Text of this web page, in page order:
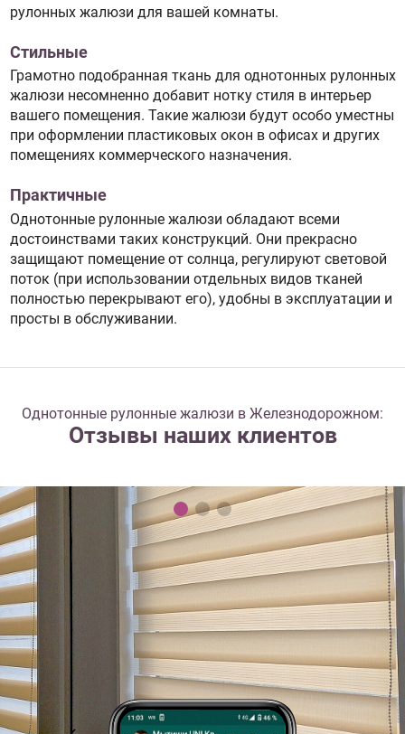
рулонных жалюзи для вашей комнаты.
Стильные
Грамотно подобранная ткань для однотонных рулонных
жалюзи несомненно добавит нотку стиля в интерьер
вашего помещения. Такие жалюзи будут особо уместны
при оформлении пластиковых окон в офисах и других
помещениях коммерческого назначения.
Практичные
Однотонные рулонные жалюзи обладают всеми
достоинствами таких конструкций. Они прекрасно
защищают помещение от солнца, регулируют световой
поток (при использовании отдельных видов тканей
полностью перекрывают его), удобны в эксплуатации и
просты в обслуживании.
Однотонные рулонные жалюзи в Железнодорожном:
Отзывы наших клиентов